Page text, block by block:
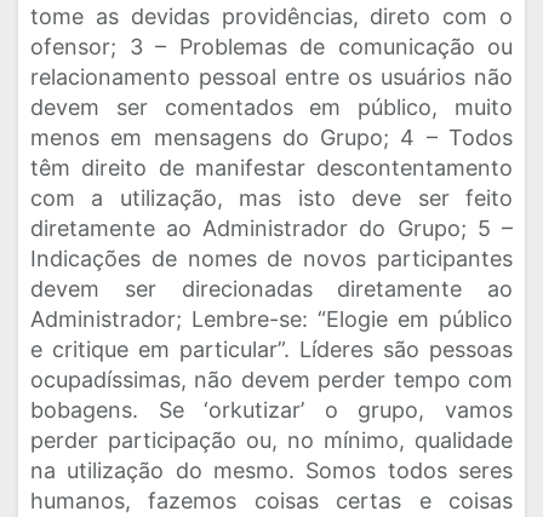
tome as devidas providências, direto com o
ofensor; 3 – Problemas de comunicação ou
relacionamento pessoal entre os usuários não
devem ser comentados em público, muito
menos em mensagens do Grupo; 4 – Todos
têm direito de manifestar descontentamento
com a utilização, mas isto deve ser feito
diretamente ao Administrador do Grupo; 5 –
Indicações de nomes de novos participantes
devem ser direcionadas diretamente ao
Administrador; Lembre-se: “Elogie em público
e critique em particular”. Líderes são pessoas
ocupadíssimas, não devem perder tempo com
bobagens. Se ‘orkutizar’ o grupo, vamos
perder participação ou, no mínimo, qualidade
na utilização do mesmo. Somos todos seres
humanos, fazemos coisas certas e coisas